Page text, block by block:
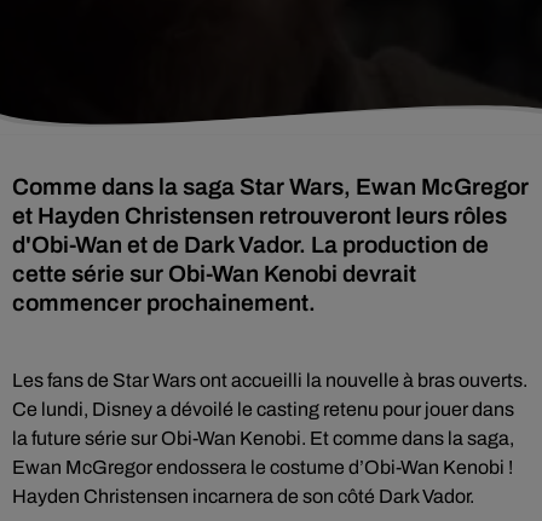
Comme dans la saga Star Wars, Ewan McGregor
et Hayden Christensen retrouveront leurs rôles
d'Obi-Wan et de Dark Vador. La production de
cette série sur Obi-Wan Kenobi devrait
commencer prochainement.
Les fans de Star Wars ont accueilli la nouvelle à bras ouverts.
Ce lundi, Disney a dévoilé le casting retenu pour jouer dans
la future série sur Obi-Wan Kenobi. Et comme dans la saga,
Ewan McGregor endossera le costume d’Obi-Wan Kenobi !
Hayden Christensen incarnera de son côté Dark Vador.